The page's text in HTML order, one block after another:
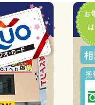
お
塗